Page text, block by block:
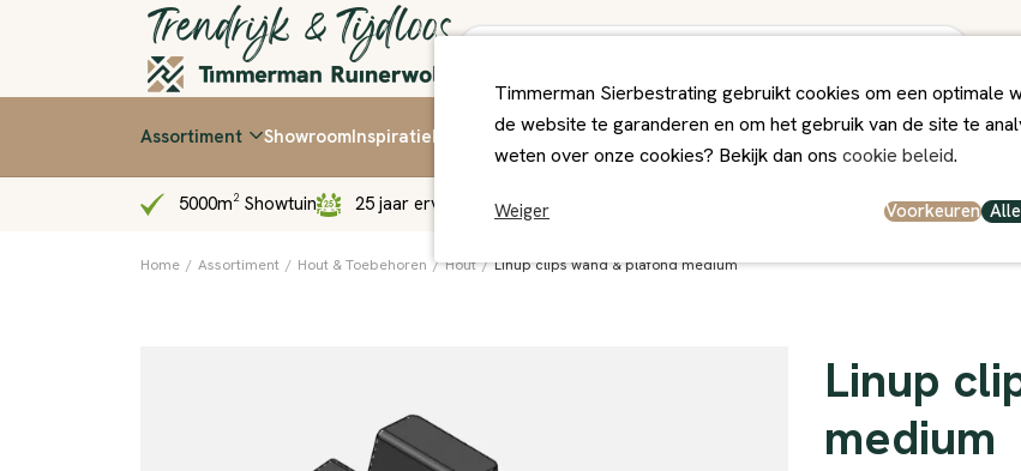
Assortiment ShowroomInspiratieKennis & TipsWinkel Contact
5000m² Showtuin 25 jaar ervaring Snel en persoonlijk
Home / Assortiment / Hout & Toebehoren / Hout / Linup clips wand & plafond medium
Linup
medium
Timmerman Sierbestrating gebruikt cookies om een optimale
de website te garanderen en om het gebruik van de site te
weten over onze cookies? Bekijk dan ons cookie beleid.
Weiger Voorkeuren